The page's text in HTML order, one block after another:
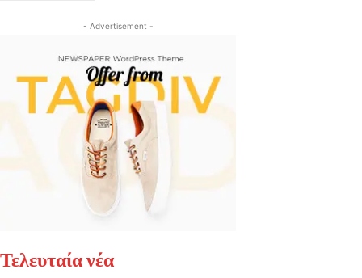
- Advertisement -
Τελευταία νέα